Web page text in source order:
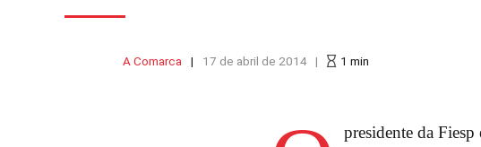
A Comarca 17 de abril de 2014 1 min
presidente da